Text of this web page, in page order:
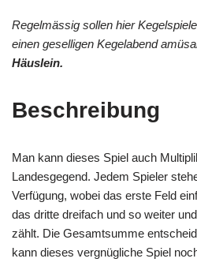
Regelmässig sollen hier
einen geselligen Kegelabend
Häuslein.
Beschreibung
Man kann dieses Spiel auch
Landesgegend. Jedem Spieler
Verfügung, wobei das erste Feld
das dritte dreifach und so weiter
zählt. Die Gesamtsumme
kann dieses vergnügliche Spiel